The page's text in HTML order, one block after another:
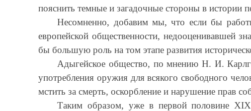
пояснить темные и загадочные стороны в истории
Несомненно, добавим мы, что если бы
европейской общественности, недооценивавшей
бы большую роль на том этапе развития
Адыгейское общество, по мнению Н. И.
употребления оружия для всякого свободного
мстить за смерть, оскорбление и нарушение прав
Таким образом, уже в первой половине XIX